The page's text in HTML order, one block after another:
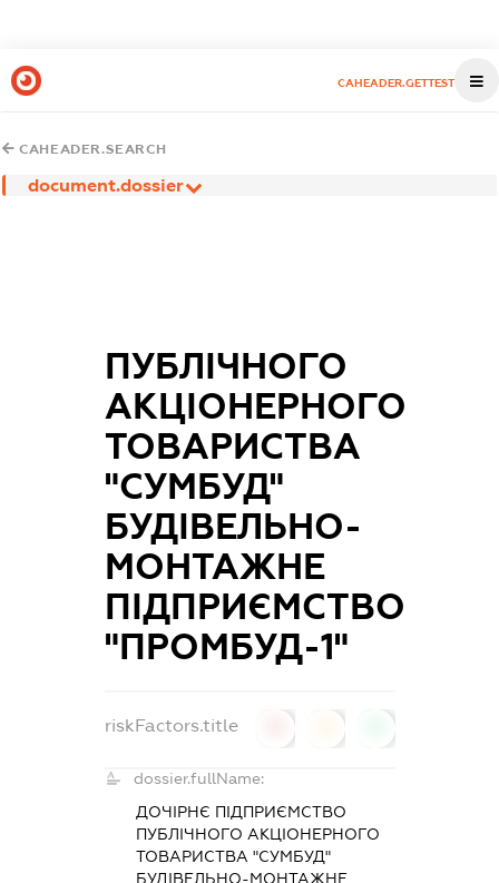
CAHEADER.GETTEST
CAHEADER.SEARCH
document.dossier
ПУБЛІЧНОГО
АКЦІОНЕРНОГО
ТОВАРИСТВА
"СУМБУД"
БУДІВЕЛЬНО-
МОНТАЖНЕ
ПІДПРИЄМСТВО
"ПРОМБУД-1"
riskFactors.title
dossier.fullName:
ДОЧІРНЄ ПІДПРИЄМСТВО
ПУБЛІЧНОГО АКЦІОНЕРНОГО
ТОВАРИСТВА "СУМБУД"
БУДІВЕЛЬНО-МОНТАЖНЕ